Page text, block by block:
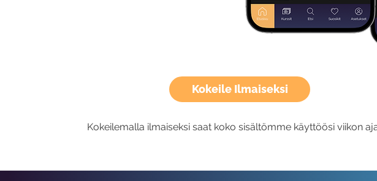
Kokeile Ilmaiseksi
Kokeilemalla ilmaiseksi saat koko sisältömme käyttöösi viikon